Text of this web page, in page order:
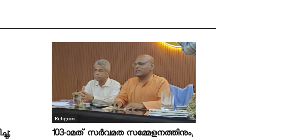
Religion
103-ാമത് സർവമത സമ്മേളനത്തിനും,